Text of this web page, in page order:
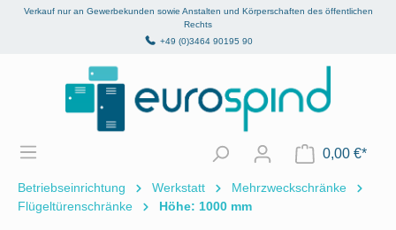
springen
Verkauf nur an Gewerbekunden sowie Anstalten und Körperschaften des öffentlichen
Rechts
+49 (0)3464 90195 90
0,00 €*
Betriebseinrichtung Werkstatt
Mehrzweckschränke
Flügeltürenschränke
Höhe: 1000 mm